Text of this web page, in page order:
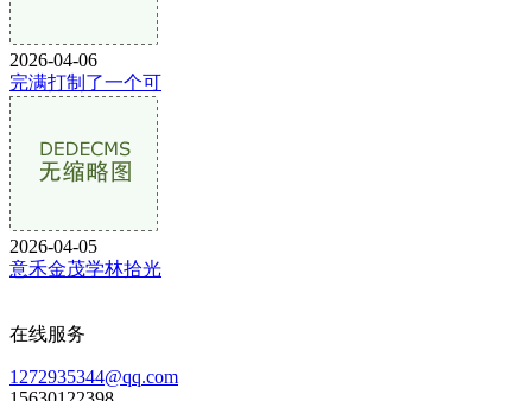
2026-04-06
完满打制了一个可
2026-04-05
意禾金茂学林拾光
在线服务
1272935344@qq.com